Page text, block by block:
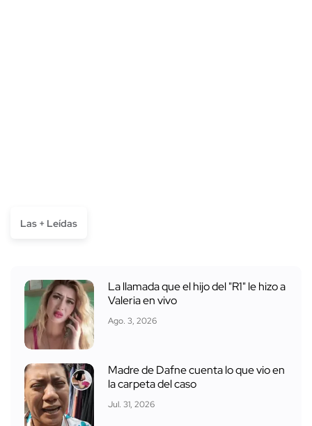
Las + Leídas
La llamada que el hijo del "R1" le hizo a
Valeria en vivo
Ago. 3, 2026
Madre de Dafne cuenta lo que vio en
la carpeta del caso
Jul. 31, 2026